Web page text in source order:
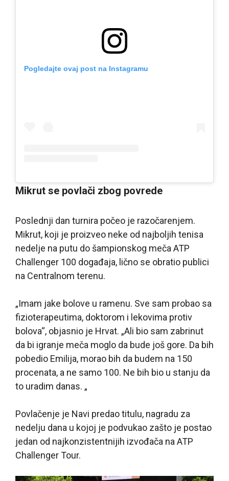
Pogledajte ovaj post na Instagramu
Mikrut se povlači zbog povrede
Poslednji dan turnira počeo je razočarenjem.
Mikrut, koji je proizveo neke od najboljih tenisa
nedelje na putu do šampionskog meča ATP
Challenger 100 događaja, lično se obratio publici
na Centralnom terenu.
„Imam jake bolove u ramenu. Sve sam probao sa
fizioterapeutima, doktorom i lekovima protiv
bolova“, objasnio je Hrvat. „Ali bio sam zabrinut
da bi igranje meča moglo da bude još gore. Da bih
pobedio Emilija, morao bih da budem na 150
procenata, a ne samo 100. Ne bih bio u stanju da
to uradim danas. „
Povlačenje je Navi predao titulu, nagradu za
nedelju dana u kojoj je podvukao zašto je postao
jedan od najkonzistentnijih izvođača na ATP
Challenger Tour.